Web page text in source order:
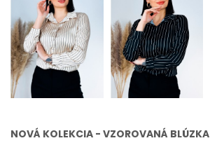
NOVÁ KOLEKCIA - VZOROVANÁ BLÚZKA